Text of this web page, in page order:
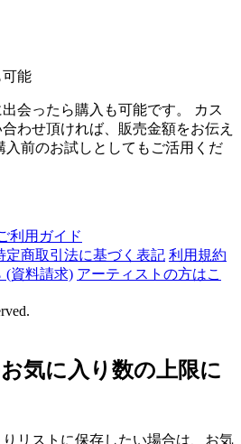
能
会ったら購入も可能です。 カス
わせ頂ければ、販売金額をお伝え
入前のお試しとしてもご活用くだ
利用ガイド
定商取引法に基づく表記 利用規約
(資料請求) アーティストの方はこ
気に入り数の上限に
リストに保存したい場合は、お気